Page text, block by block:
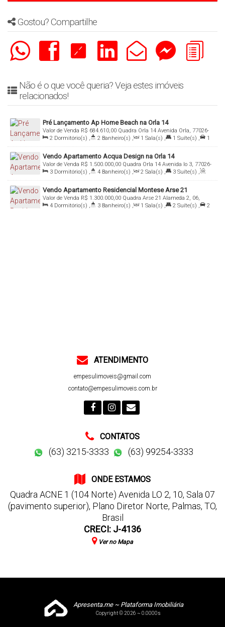
Gostou? Compartilhe
Não é o que você queria? Veja estes imóveis
relacionados!
Pré Lançamento Ap Home Beach na Orla 14
R$ 684.610,00
Valor de Venda
Quadra Orla 14 Avenida Orla, 77026-
005, Graciosa - Orla 14, Palmas, Tocantins, Brasil
2 Dormitório(s) , 2 Banheiro(s) , 1 Sala(s) , 1 Suíte(s) ,
1
Vaga(s) , Útil: 62.51m²
Vendo Apartamento Acqua Design na Orla 14
R$ 1.500.000,00
Valor de Venda
Quadra Orla 14 Avenida lo 3, 77026-
070, Graciosa - Orla 14, Palmas, Tocantins, Brasil
3 Dormitório(s) , 4 Banheiro(s) , 2 Sala(s) , 3 Suíte(s) ,
Total: 121.00m² , 2 Vaga(s) , Útil: 121.00m²
Vendo Apartamento Residencial Montese Arse 21
R$ 1.300.000,00
Valor de Venda
Quadra Arse 21 Alameda 2, 06,
77020-494, Plano Diretor Sul, Palmas, Tocantins, Brasil
4 Dormitório(s) , 3 Banheiro(s) , 1 Sala(s) , 2 Suíte(s) ,
2
ATENDIMENTO
empesulimoveis@gmail.com
contato@empesulimoveis.com.br
CONTATOS
(63) 3215-3333 (63) 99254-3333
ONDE ESTAMOS
Quadra ACNE 1 (104 Norte) Avenida LO 2, 10, Sala 07
(pavimento superior), Plano Diretor Norte, Palmas, TO,
Brasil
CRECI: J-4136
Ver no Mapa
Apresenta.me ~ Plataforma Imobiliária
Copyright © 2026 ~ 0.0000s